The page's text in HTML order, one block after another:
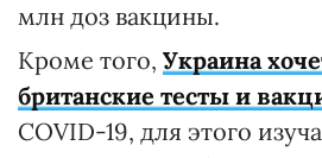
млн доз вакцины.
Кроме того, Украина
британские тесты и
COVID-19, для этого